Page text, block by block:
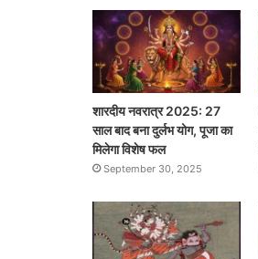
शारदीय नवरात्र 2025: 27
साल बाद बना दुर्लभ योग, पूजा का
मिलेगा विशेष फल
September 30, 2025